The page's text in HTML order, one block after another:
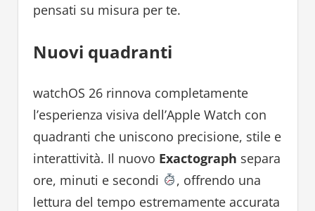
pensati su misura per te.
Nuovi quadranti
watchOS 26 rinnova completamente
l’esperienza visiva dell’Apple Watch con
quadranti che uniscono precisione, stile e
interattività. Il nuovo Exactograph separa
ore, minuti e secondi
, offrendo una
lettura del tempo estremamente accurata